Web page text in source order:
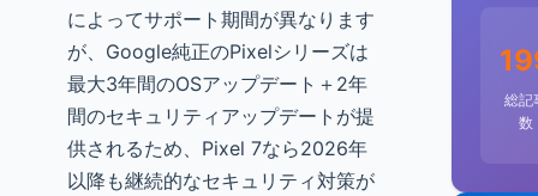
によってサポート期間が異なります
が、Google純正のPixelシリーズは
最大3年間のOSアップデート＋2年
間のセキュリティアップデートが提
供されるため、Pixel 7なら2026年
以降も継続的なセキュリティ対策が
総記
数